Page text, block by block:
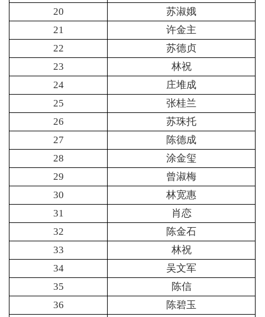
20
苏淑娥
21
许金主
22
苏德贞
23
林祝
24
庄堆成
25
张桂兰
26
苏珠托
27
陈德成
28
涂金玺
29
曾淑梅
30
林宽惠
31
肖恋
32
陈金石
33
林祝
34
吴文军
35
陈信
36
陈碧玉